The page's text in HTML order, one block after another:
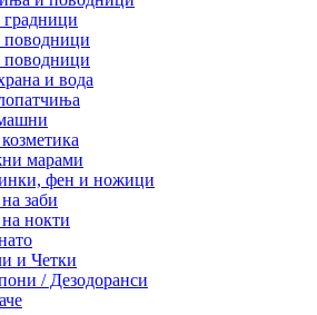
и вода
марами
фен и ножици
заби
нокти
и Четки
/ Дезодоранси